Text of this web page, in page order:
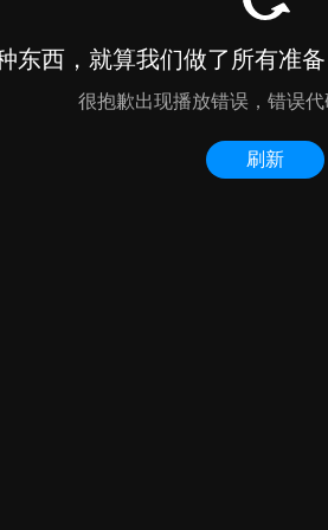
东西，就算我们做了所有准
很抱歉出现播放错误，错误代
刷新